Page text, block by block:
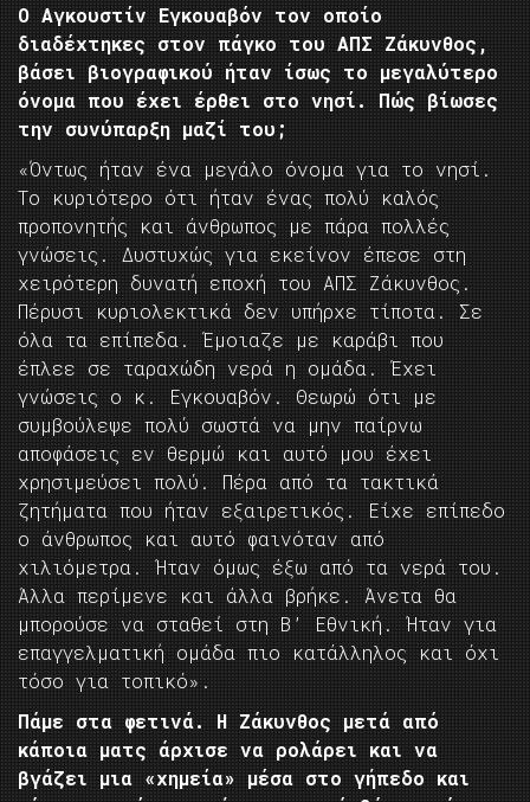
Ο Αγκουστίν Εγκουαβόν τον οποίο
διαδέχτηκες στον πάγκο του ΑΠΣ Ζάκυνθος,
βάσει βιογραφικού ήταν ίσως το μεγαλύτερο
όνομα που έχει έρθει στο νησί. Πώς βίωσες
την συνύπαρξη μαζί του;
«Όντως ήταν ένα μεγάλο όνομα για το νησί.
Το κυριότερο ότι ήταν ένας πολύ καλός
προπονητής και άνθρωπος με πάρα πολλές
γνώσεις. Δυστυχώς για εκείνον έπεσε στη
χειρότερη δυνατή εποχή του ΑΠΣ Ζάκυνθος.
Πέρυσι κυριολεκτικά δεν υπήρχε τίποτα. Σε
όλα τα επίπεδα. Έμοιαζε με καράβι που
έπλεε σε ταραχώδη νερά η ομάδα. Έχει
γνώσεις ο κ. Εγκουαβόν. Θεωρώ ότι με
συμβούλεψε πολύ σωστά να μην παίρνω
αποφάσεις εν θερμώ και αυτό μου έχει
χρησιμεύσει πολύ. Πέρα από τα τακτικά
ζητήματα που ήταν εξαιρετικός. Είχε επίπεδο
ο άνθρωπος και αυτό φαινόταν από
χιλιόμετρα. Ήταν όμως έξω από τα νερά του.
Άλλα περίμενε και άλλα βρήκε. Άνετα θα
μπορούσε να σταθεί στη Β’ Εθνική. Ήταν για
επαγγελματική ομάδα πιο κατάλληλος και όχι
τόσο για τοπικό».
Πάμε στα φετινά. Η Ζάκυνθος μετά από
κάποια ματς άρχισε να ρολάρει και να
βγάζει μια «χημεία» μέσα στο γήπεδο και